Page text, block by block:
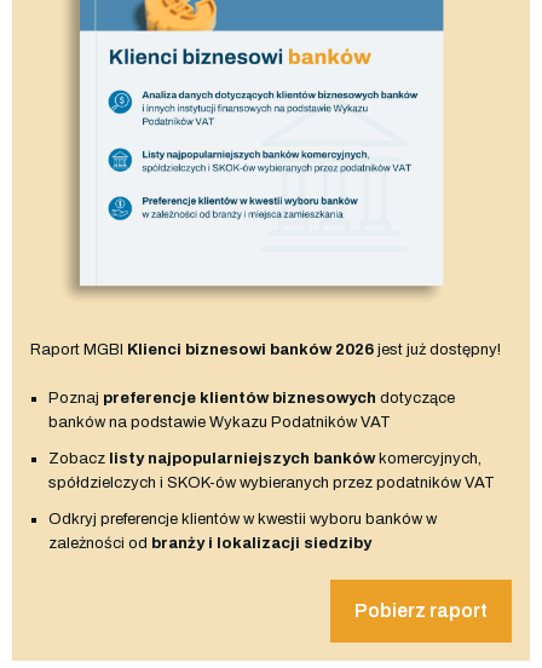
Raport MGBI Klienci biznesowi banków 2026 jest już dostępny!
Poznaj preferencje klientów biznesowych dotyczące
banków na podstawie Wykazu Podatników VAT
Zobacz listy najpopularniejszych bankówkomercyjnych,
spółdzielczych i SKOK-ów wybieranych przez podatników VAT
Odkryj preferencje klientów w kwestii wyboru banków w
zależności od branży i lokalizacji siedziby
Pobierz raport